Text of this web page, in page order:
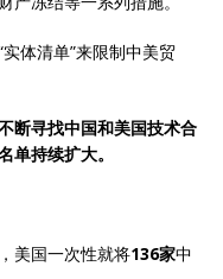
体清单”来限制中美贸
断寻找中国和美国技术合
单持续扩大。
美国一次性就将136家中